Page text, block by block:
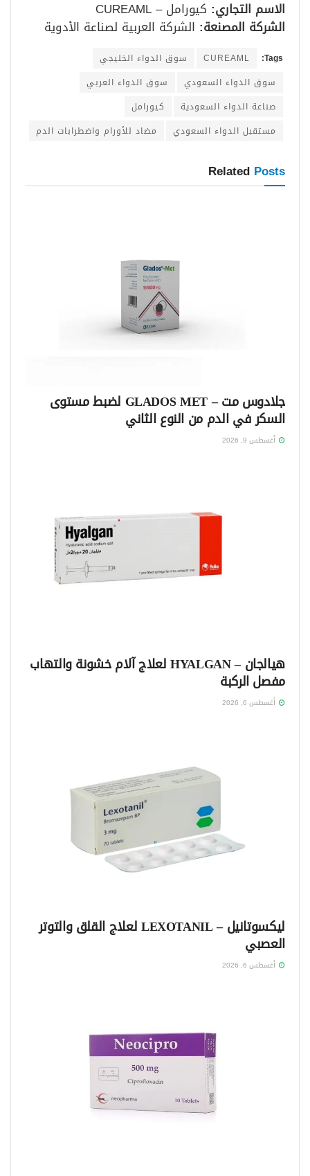
الاسم التجاري: كيورامل – CUREAML
الشركة المصنعة: الشركة العربية لصناعة الأدوية
Tags:
CUREAML
سوق الدواء الخليجي
سوق الدواء السعودي
سوق الدواء العربي
صناعة الدواء السعودية
كيورامل
مستقبل الدواء السعودي
مضاد للأورام واضطرابات الدم
Related Posts
جلادوس مت – GLADOS MET لضبط مستوى
السكر في الدم من النوع الثاني
أغسطس 9, 2026
هيالجان – HYALGAN لعلاج آلام خشونة والتهاب
مفصل الركبة
أغسطس 6, 2026
ليكسوتانيل – LEXOTANIL لعلاج القلق والتوتر
العصبي
أغسطس 6, 2026